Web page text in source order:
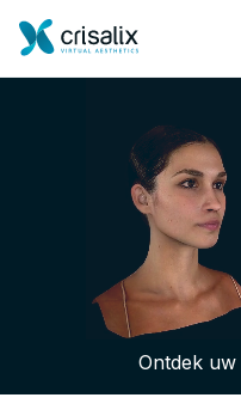
Huis chirurg
3D business platform
Ontdek uw